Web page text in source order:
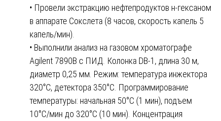
• Провели экстракцию нефтепродуктов н-гексаном
в аппарате Сокслета (8 часов, скорость капель 5
капель/мин).
• Выполнили анализ на газовом хроматографе
Agilent 7890B с ПИД. Колонка DB-1, длина 30 м,
диаметр 0,25 мм. Режим: температура инжектора
320°C, детектора 350°C. Программирование
температуры: начальная 50°C (1 мин), подъем
10°C/мин до 320°C (10 мин). Концентрация